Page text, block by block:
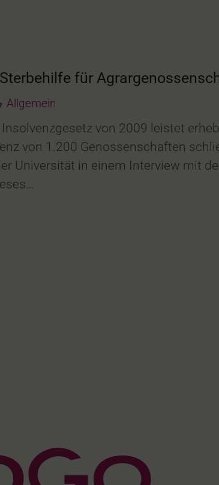
für
Allgemein
von 2009 leistet
von 1.200 Genossenschaften
Universität in einem Interview mit